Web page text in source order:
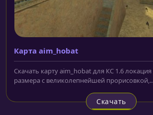
Карта aim_hobat
Скачать карту aim_hobat для КС 1.6
размера с великолепнейшей
Скачать